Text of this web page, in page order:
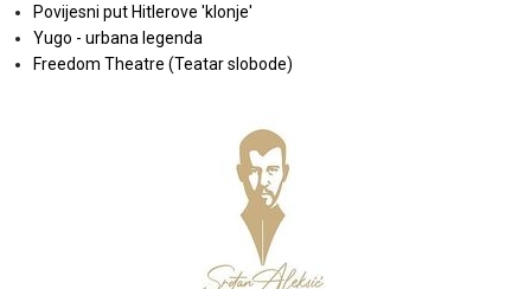
Povijesni put Hitlerove 'klonje'
Yugo - urbana legenda
Freedom Theatre (Teatar slobode)